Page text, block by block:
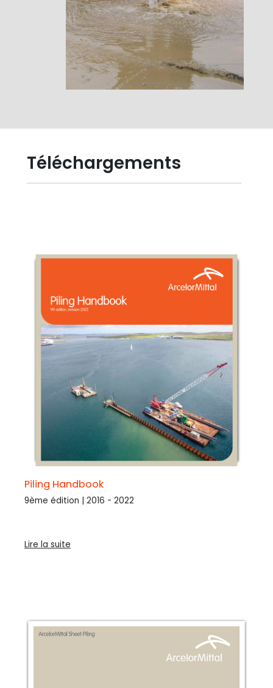
Téléchargements
Piling Handbook
9ème édition | 2016 - 2022
Lire la suite